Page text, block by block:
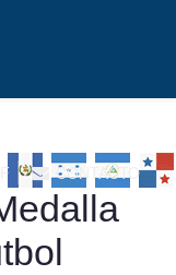
CONTACTO